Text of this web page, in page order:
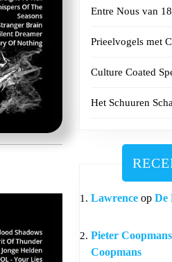
Entre Nous van
Prieelvogels met
Culture Coated
Het Schuuren
Lawrence op De
Pieter Coopmans
Coopmans